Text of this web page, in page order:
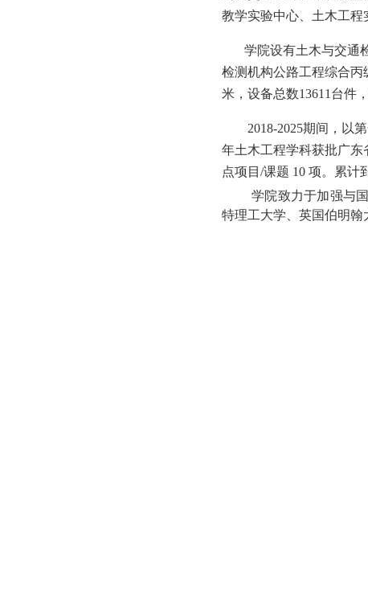
教学实验中心、土木工程
学院设有土木与交通检
检测机构公路工程综合丙
米，设备总数13611台件
2018-2025期间，以
年土木工程学科获批广东
点项目/课题 10 项。累计
学院致力于加强与
特理工大学、英国伯明翰